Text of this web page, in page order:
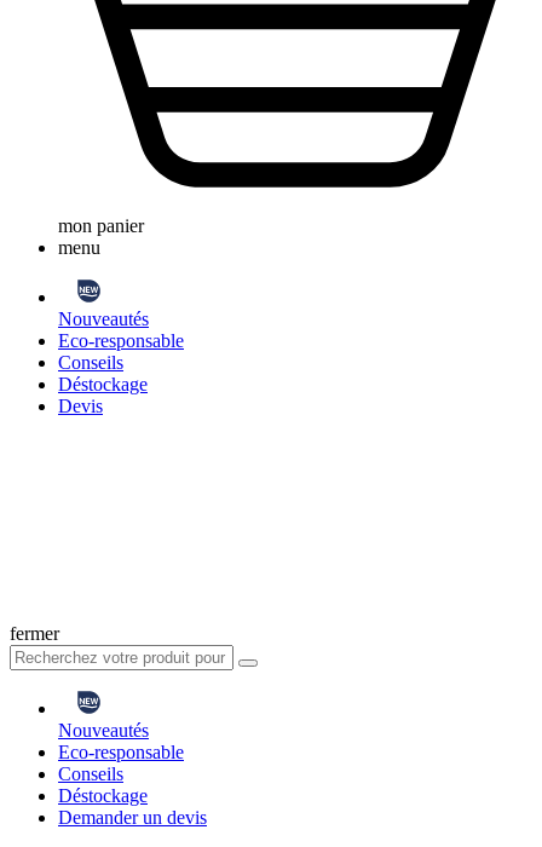
mon panier
menu
Nouveautés
Eco-responsable
Conseils
Déstockage
Devis
fermer
Nouveautés
Eco-responsable
Conseils
Déstockage
Demander un devis